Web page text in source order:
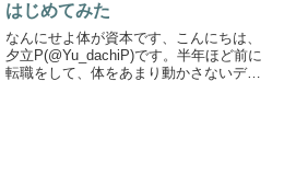
はじめてみた
なんにせよ体が資本です、こんにちは、
夕立P(@Yu_dachiP)です。半年ほど前に
転職をして、体をあまり動かさないデス